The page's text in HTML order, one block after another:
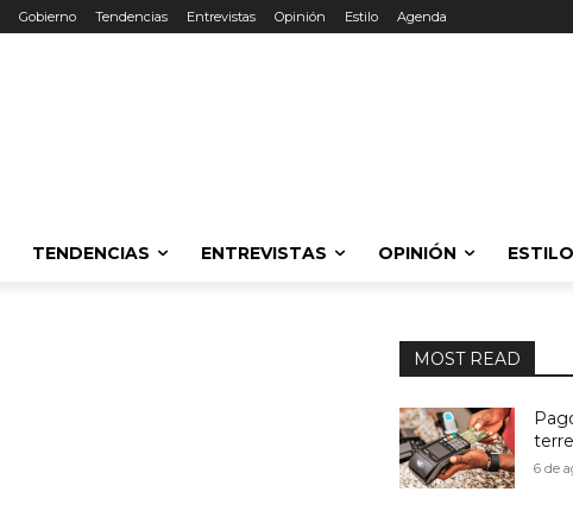
Gobierno Tendencias Entrevistas Opinión Estilo Agenda
TENDENCIAS ENTREVISTAS OPINIÓN ESTILO
MOST READ
6 de